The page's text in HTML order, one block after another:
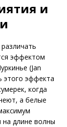
и
эффектом
(Jan
этого эффекта
когда
а белые
на длине волны